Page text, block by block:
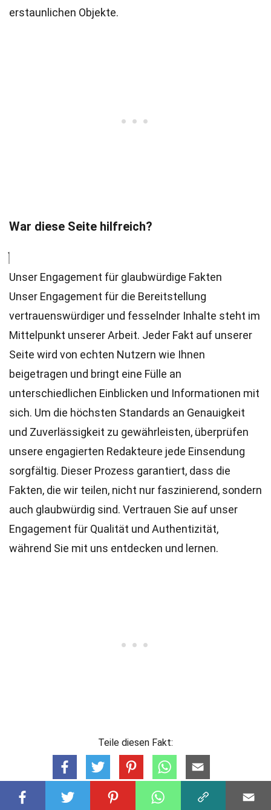
erstaunlichen Objekte.
War diese Seite hilfreich?
Unser Engagement für glaubwürdige Fakten
Unser Engagement für die Bereitstellung
vertrauenswürdiger und fesselnder Inhalte steht im
Mittelpunkt unserer Arbeit. Jeder Fakt auf unserer
Seite wird von echten Nutzern wie Ihnen
beigetragen und bringt eine Fülle an
unterschiedlichen Einblicken und Informationen mit
sich. Um die höchsten Standards an Genauigkeit
und Zuverlässigkeit zu gewährleisten, überprüfen
unsere engagierten Redakteure jede Einsendung
sorgfältig. Dieser Prozess garantiert, dass die
Fakten, die wir teilen, nicht nur faszinierend, sondern
auch glaubwürdig sind. Vertrauen Sie auf unser
Engagement für Qualität und Authentizität,
während Sie mit uns entdecken und lernen.
Teile diesen Fakt: